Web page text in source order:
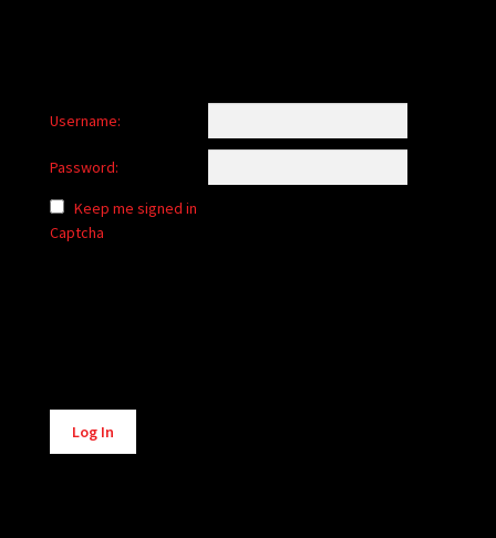
Username:
Password:
Keep me signed in
Captcha
Alternative:
Log In